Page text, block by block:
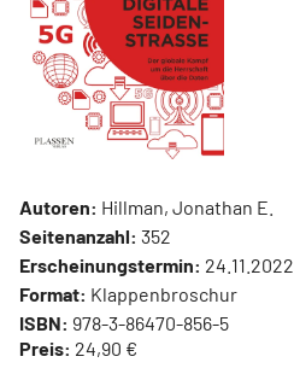
Autoren: Hillman, Jonathan E.
Seitenanzahl: 352
Erscheinungstermin: 24.11.2022
Format: Klappenbroschur
ISBN: 978-3-86470-856-5
Preis: 24,90 €